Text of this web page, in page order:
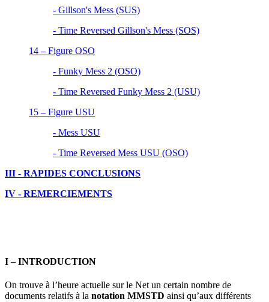
- Gillson's Mess (SUS)
- Time Reversed Gillson's Mess (SOS)
14 – Figure OSO
- Funky Mess 2 (OSO)
- Time Reversed Funky Mess 2 (USU)
15 – Figure USU
- Mess USU
- Time Reversed Mess USU (OSO)
III - RAPIDES CONCLUSIONS
IV - REMERCIEMENTS
I – INTRODUCTION
On trouve à l’heure actuelle sur le Net un certain nombre de
documents relatifs à la notation MMSTD ainsi qu’aux différents